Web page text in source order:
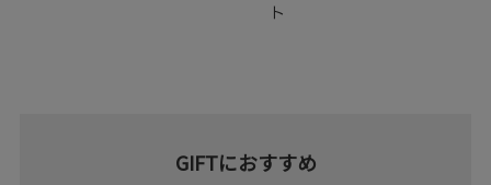
ト
GIFTにおすすめ